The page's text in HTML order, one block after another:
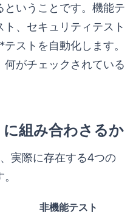
ということです。機能テ
、セキュリティテスト
ストを自動化します。
何がチェックされている
組み合わさるか
実際に存在する4つの
非機能テスト